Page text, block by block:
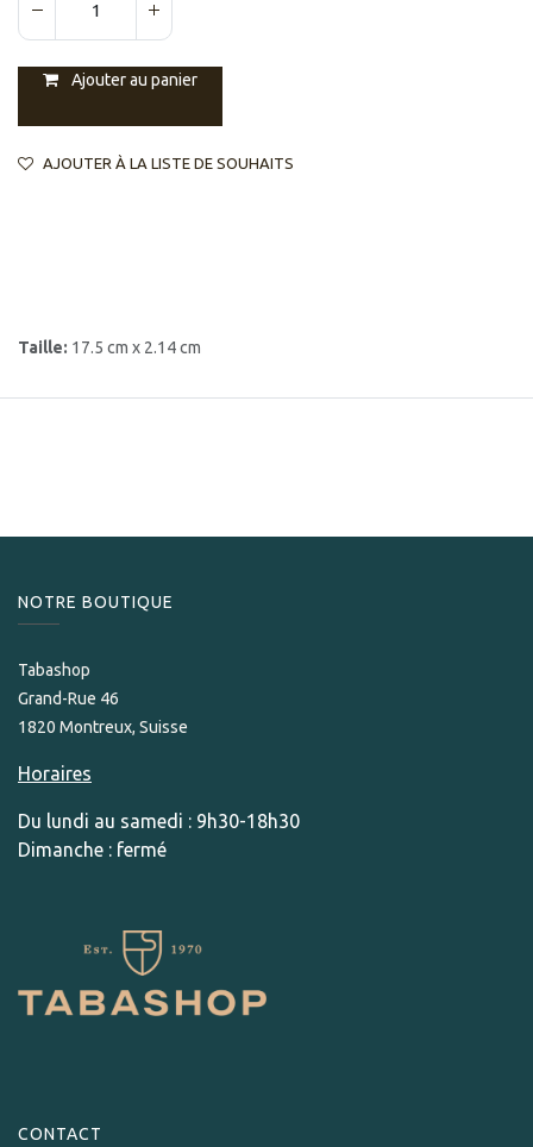
Ajouter au panier
AJOUTER À LA LISTE DE SOUHAITS
Taille: 17.5 cm x 2.14 cm
NOTRE BOUTIQUE
Tabashop
Grand-Rue 46
1820 Montreux, Suisse
Horaires
Du lundi au samedi : 9h30-18h30
Dimanche : fermé
CONTACT